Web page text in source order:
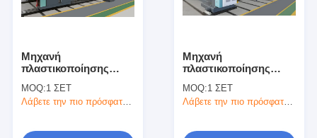
Μηχανή
πλαστικοποίησης
μονής όψης υψηλής
αξίας
MOQ:1 ΣΕΤ
Λάβετε την πιο πρόσφατη τιμή
Μηχανή
πλαστικοποίησης
υψηλής αξίας υψηλής
αξίας
MOQ:1 ΣΕΤ
Λάβετε την πιο πρόσφατη τιμή